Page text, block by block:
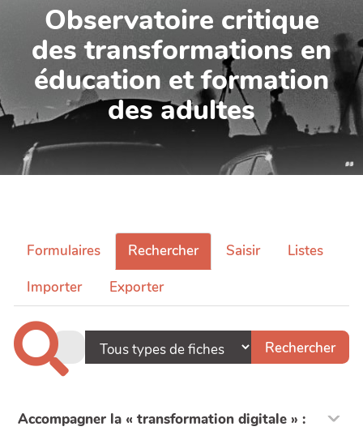
Observatoire critique
des transformations en
éducation et formation
des adultes
Formulaires Rechercher Saisir
Listes
Importer
Exporter
Accompagner la « transformation digitale » :